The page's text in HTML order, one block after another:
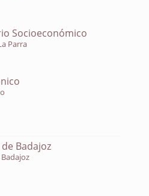
Socioeconómico
Parra
Badajoz